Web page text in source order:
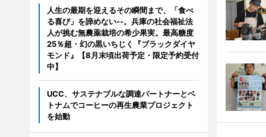
人生の最期を迎えるその瞬間まで、「食べ
る喜び」を諦めない--。兵庫の社会福祉法
人が挑む無農薬栽培の希少果実。最高糖度
25％超・幻の黒いちじく『ブラックダイヤ
モンド』【8月末頃出荷予定・限定予約受付
中】
UCC、サステナブルな調達パートナーとベ
トナムでコーヒーの再生農業プロジェクト
を始動